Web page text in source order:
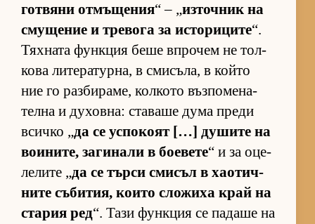
гот­вяни от­мъ­ще­ния“ – „из­точ­ник на
сму­ще­ние и тре­вога за ис­то­ри­ците“.
Тях­ната фун­к­ция беше впро­чем не тол­
кова ли­те­ра­тур­на, в сми­съ­ла, в който
ние го раз­би­ра­ме, кол­кото въз­по­ме­на­
телна и ду­хов­на: ста­ваше дума преди
всичко „да се ус­по­коят […] ду­шите на
во­и­ни­те, за­ги­нали в бо­е­вете“ и за оце­
ле­лите „да се търси сми­съл в ха­о­тич­
ните съ­би­тия, ко­ито сло­жиха край на
ста­рия ред“. Тази фун­к­ция се па­даше на